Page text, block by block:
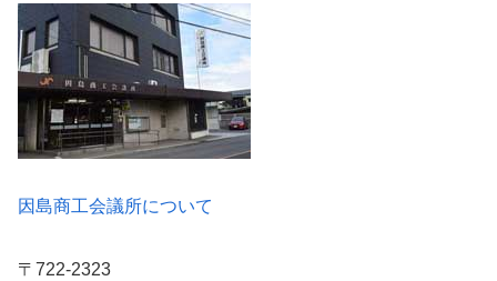
因島商工会議所について
〒722-2323